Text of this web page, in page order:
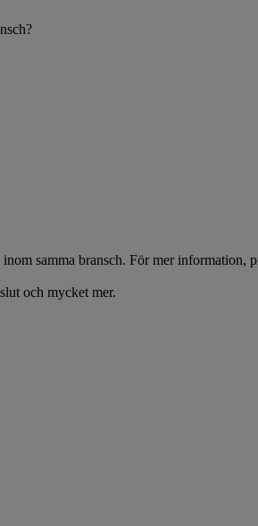
samma bransch. För mer information,
och mycket mer.